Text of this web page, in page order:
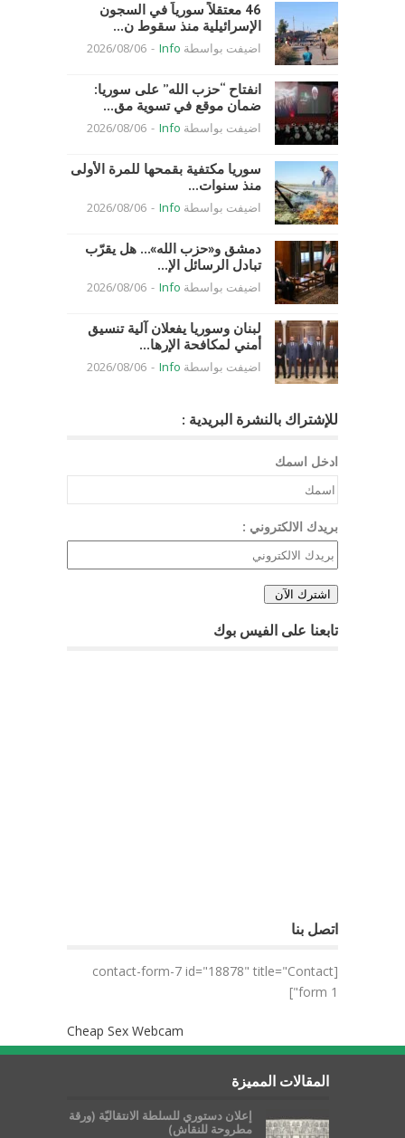
46 معتقلاً سورياً في السجون
الإسرائيلية منذ سقوط ن...
اضيفت بواسطة Info
-
2026/08/06
انفتاح “حزب الله” على سوريا:
ضمان موقع في تسوية مق...
اضيفت بواسطة Info
-
2026/08/06
سوريا مكتفية بقمحها للمرة الأولى
منذ سنوات...
اضيفت بواسطة Info
-
2026/08/06
دمشق و«حزب الله»… هل يقرّب
تبادل الرسائل الإ...
اضيفت بواسطة Info
-
2026/08/06
لبنان وسوريا يفعلان آلية تنسيق
أمني لمكافحة الإرها...
اضيفت بواسطة Info
-
2026/08/06
للإشتراك بالنشرة البريدية :
ادخل اسمك
بريدك الالكتروني :
تابعنا على الفيس بوك
اتصل بنا
[contact-form-7 id="18878" title="Contact
form 1"]
Cheap Sex Webcam
المقالات المميزة
إعلان دستوري للسلطة الانتقاليّة (ورقة
مطروحة للنقاش)